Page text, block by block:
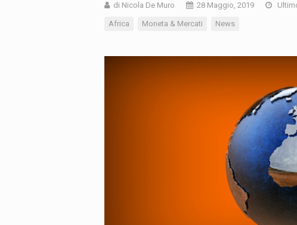
di Nicola De Muro 28 Maggio, 2019
Africa Moneta & Mercati News